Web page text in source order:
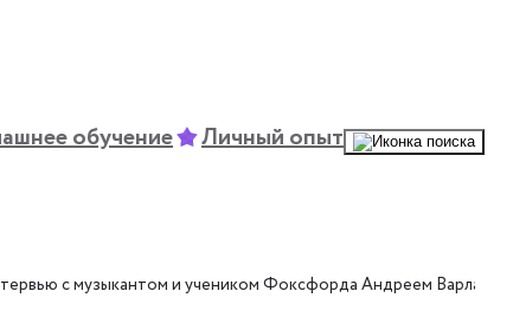
обучение Личный опыт
с музыкантом и учеником Фоксфорда Андреем